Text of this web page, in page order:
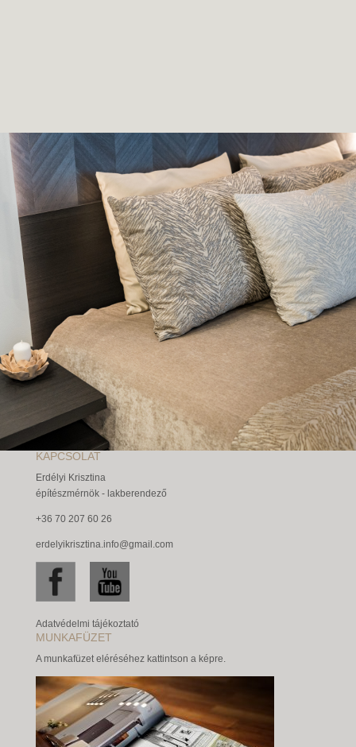
KAPCSOLAT
Erdélyi Krisztina
építészmérnök - lakberendező
+36 70 207 60 26
erdelyikrisztina.info@gmail.com
Adatvédelmi tájékoztató
MUNKAFÜZET
A munkafüzet eléréséhez kattintson a képre.